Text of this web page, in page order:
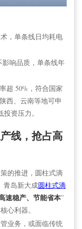
，单条线日均耗电
响品质，单条线年
超 50%，符合国家
西、云南等地可申
资压力。
线，抢占高
的推进，圆柱式滴
青岛新大成圆柱式滴
速稳产、节能省本”
心利器。
管业务，或面临传统